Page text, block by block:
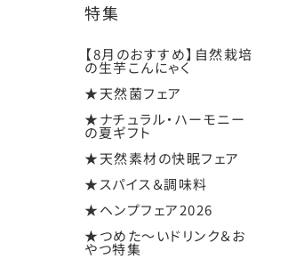
特集
【8月のおすすめ】自然栽培
の生芋こんにゃく
★天然菌フェア
★ナチュラル・ハーモニー
の夏ギフト
★天然素材の快眠フェア
★スパイス＆調味料
★ヘンプフェア2026
★つめた～いドリンク＆お
やつ特集